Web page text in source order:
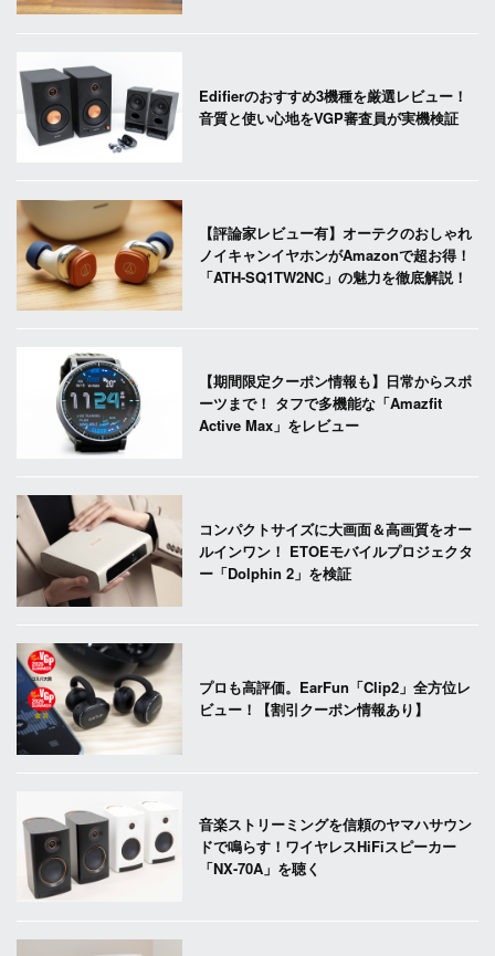
Edifierのおすすめ3機種を厳選レビュー！
音質と使い心地をVGP審査員が実機検証
【評論家レビュー有】オーテクのおしゃれ
ノイキャンイヤホンがAmazonで超お得！
「ATH-SQ1TW2NC」の魅力を徹底解説！
【期間限定クーポン情報も】日常からスポ
ーツまで！ タフで多機能な「Amazfit
Active Max」をレビュー
コンパクトサイズに大画面＆高画質をオー
ルインワン！ ETOEモバイルプロジェクタ
ー「Dolphin 2」を検証
プロも高評価。EarFun「Clip2」全方位レ
ビュー！【割引クーポン情報あり】
音楽ストリーミングを信頼のヤマハサウン
ドで鳴らす！ワイヤレスHiFiスピーカー
「NX-70A」を聴く